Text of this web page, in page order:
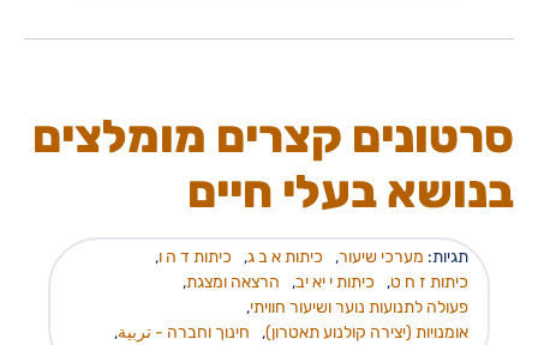
סרטונים קצרים מומלצים
בנושא בעלי חיים
תגיות: מערכי שיעור, כיתות א ב ג, כיתות ד ה ו,
כיתות ז ח ט, כיתות י יא יב, הרצאה ומצגת,
פעולה לתנועות נוער ושיעור חוויתי,
אומנויות (יצירה קולנוע תאטרון), חינוך וחברה - تربية,